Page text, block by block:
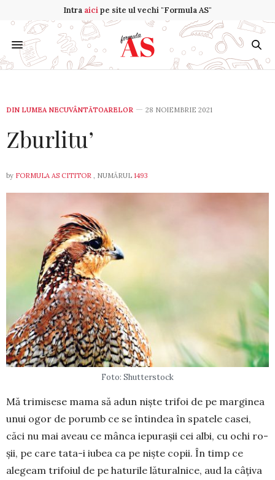
Intra aicipe site ul vechi "Formula AS"
DIN LUMEA NECUVÂNTĂTOARELOR 28 NOIEMBRIE 2021
Zburlitu’
by FORMULA AS CITITOR , NUMĂRUL 1493
Foto: Shutterstock
Mă trimisese mama să adun niște trifoi de pe marginea
unui ogor de porumb ce se întindea în spa­te­le casei,
căci nu mai aveau ce mân­ca iepurașii cei albi, cu ochi ro­
șii, pe care tata-i iubea ca pe niș­te copii. În timp ce
alegeam tri­foiul de pe ha­turile lăturalnice, aud la câțiva